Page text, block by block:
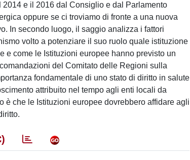
e il 2016 dal Consiglio e dal Parlamento
oppure se ci troviamo di fronte a una nuova
In secondo luogo, il saggio analizza i fattori
volto a potenziare il suo ruolo quale istituzione
e come le Istituzioni europee hanno previsto un
del Comitato delle Regioni sulla
fondamentale di uno stato di diritto in salute
attribuito nel tempo agli enti locali da
è che le Istituzioni europee dovrebbero affidare agli